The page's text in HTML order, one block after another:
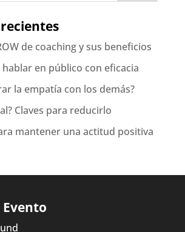
de coaching y sus beneficios
hablar en público con eficacia
la empatía con los demás?
Claves para reducirlo
mantener una actitud positiva